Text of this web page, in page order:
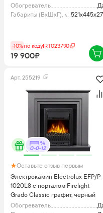
Обогреватель
Габариты (ВхШхГ), мм
-10%по кодуIRT023790
19 900₽
Арт. 255219
0-0-12
Оставьте отзыв первым
Электрокамин Electrolux EFP/P-
1020LS с порталом Firelight
Grado Classic графит, черный
Обогреватель